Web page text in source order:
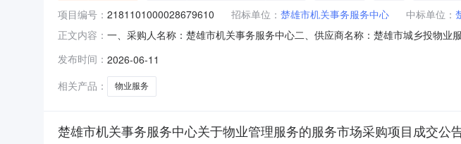
项目编号： 2181101000028679610 招标单位： 楚雄市机关事务服务中心 中标单位：
正文内容： 一、采购人名称：楚雄市机关事务服务中心二、供应商名称：楚雄市城乡投物
项1.00198468198468服务要求或标的基本概况：七、其它事项：详见附件中的
发布时间： 2026-06-11
相关产品：
物业服务
楚雄市机关事务服务中心关于物业管理服务的服务市场采购项目成交公